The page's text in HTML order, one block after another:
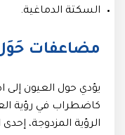
السكتة الدماغية.
مضاعفات
يؤدي حول العيون إلى
كاضطراب في رؤية
الرؤية المزدوجة،